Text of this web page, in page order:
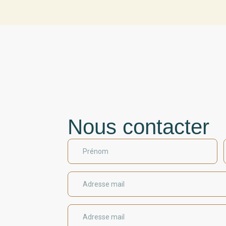
Nous contacter
Prénom
Adresse mail
Adresse mail